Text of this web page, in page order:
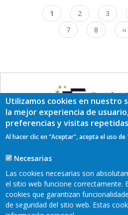
PaginaciónPágina
actual
1 Page
2 Page
3
Page
7 Page
8 ››
Utilizamos cookies en nuestro
la mejor experiencia de
preferencias y visitas
Al hacer clic en "Aceptar", acepta el uso de
Necesarias
Las cookies necesarias son
el sitio web funcione correctamente.
cookies que garantizan
de seguridad del sitio web. Estas